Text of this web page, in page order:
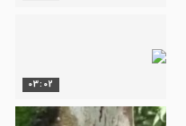
03:02